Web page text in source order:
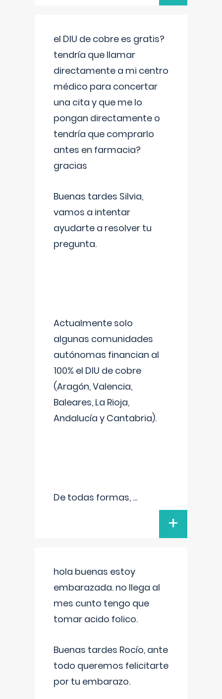
el DIU de cobre es gratis?
tendría que llamar
directamente a mi centro
médico para concertar
una cita y que me lo
pongan directamente o
tendría que comprarlo
antes en farmacia?
gracias
Buenas tardes Silvia,
vamos a intentar
ayudarte a resolver tu
pregunta.
Actualmente solo
algunas comunidades
autónomas financian al
100% el DIU de cobre
(Aragón, Valencia,
Baleares, La Rioja,
Andalucía y Cantabria).
De todas formas, ...
+
hola buenas estoy
embarazada. no llega al
mes cunto tengo que
tomar acido folico.
Buenas tardes Rocío, ante
todo queremos felicitarte
por tu embarazo.